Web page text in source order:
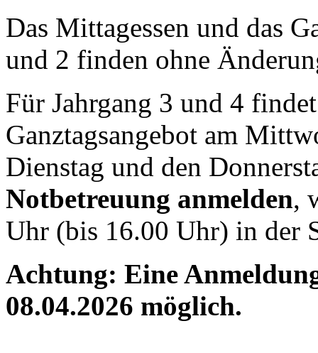
Das Mittagessen und das
und 2 finden ohne
Für Jahrgang 3 und 4
Ganztagsangebot am
Dienstag und den
Notbetreuung anmelden,
Uhr (bis 16.00 Uhr) in der
Achtung: Eine
08.04.2026 möglich.